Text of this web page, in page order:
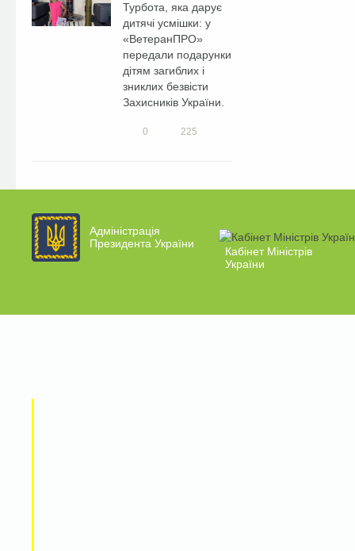
Турбота, яка дарує
дитячі усмішки: у
«ВетеранПРО»
передали подарунки
дітям загиблих і
зниклих безвісти
Захисників України.
0 225
Адміністрація
Президента України
Кабінет Міністрів
України